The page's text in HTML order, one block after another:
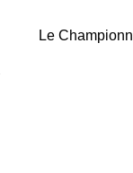
Le